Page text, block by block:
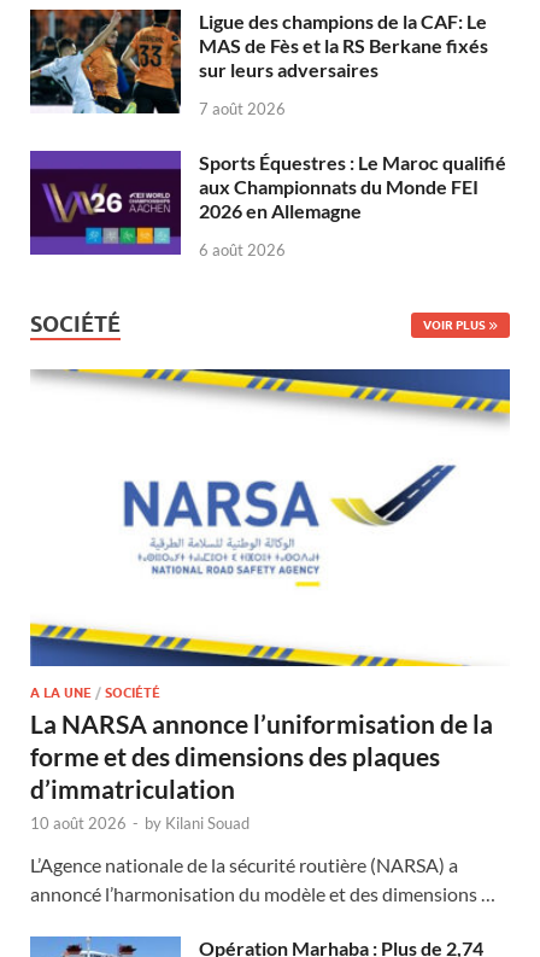
Ligue des champions de la CAF: Le
MAS de Fès et la RS Berkane fixés
sur leurs adversaires
7 août 2026
Sports Équestres : Le Maroc qualifié
aux Championnats du Monde FEI
2026 en Allemagne
6 août 2026
SOCIÉTÉ VOIR PLUS
A LA UNE / SOCIÉTÉ
La NARSA annonce l’uniformisation de la
forme et des dimensions des plaques
d’immatriculation
10 août 2026 - by Kilani Souad
L’Agence nationale de la sécurité routière (NARSA) a
annoncé l’harmonisation du modèle et des dimensions …
Opération Marhaba : Plus de 2,74